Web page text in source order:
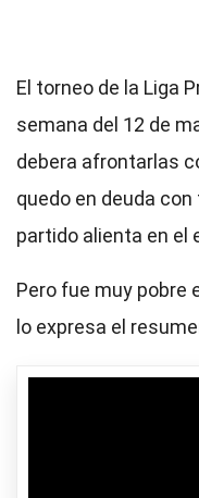
El torneo de la Liga
semana del 12 de
debera afrontarlas
quedo en deuda
partido alienta en el
Pero fue muy pobre
lo expresa el